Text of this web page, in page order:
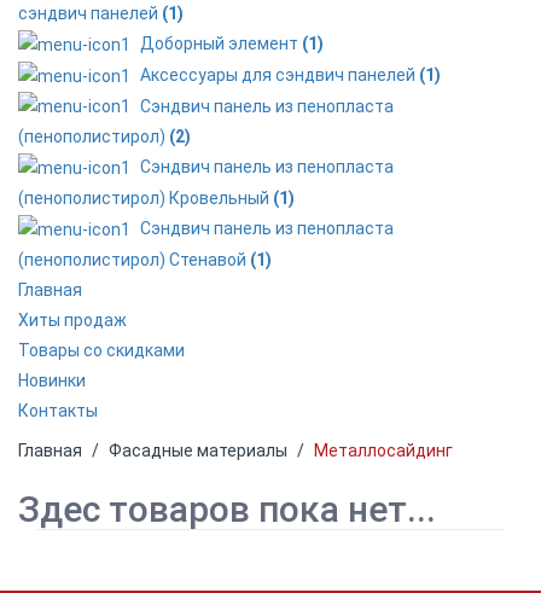
сэндвич панелей (1)
Доборный элемент (1)
Аксессуары для сэндвич панелей (1)
Сэндвич панель из пенопласта
(пенополистирол) (2)
Сэндвич панель из пенопласта
(пенополистирол) Кровельный (1)
Сэндвич панель из пенопласта
(пенополистирол) Стенавой (1)
Главная
Хиты продаж
Товары со скидками
Новинки
Контакты
Главная Фасадные материалы Металлосайдинг
Здес товаров пока нет...